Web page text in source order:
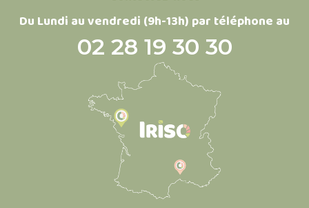
Du Lundi au vendredi (9h-13h) par téléphone au
02 28 19 30 30